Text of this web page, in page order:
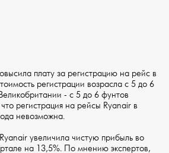
плату за регистрацию на рейс в
регистрации возрасла с 5 до 6
- с 5 до 6 фунтов
регистрация на рейсы Ryanair в
невозможна.
увеличила чистую прибыль во
на 13,5%. По мнению экспертов,